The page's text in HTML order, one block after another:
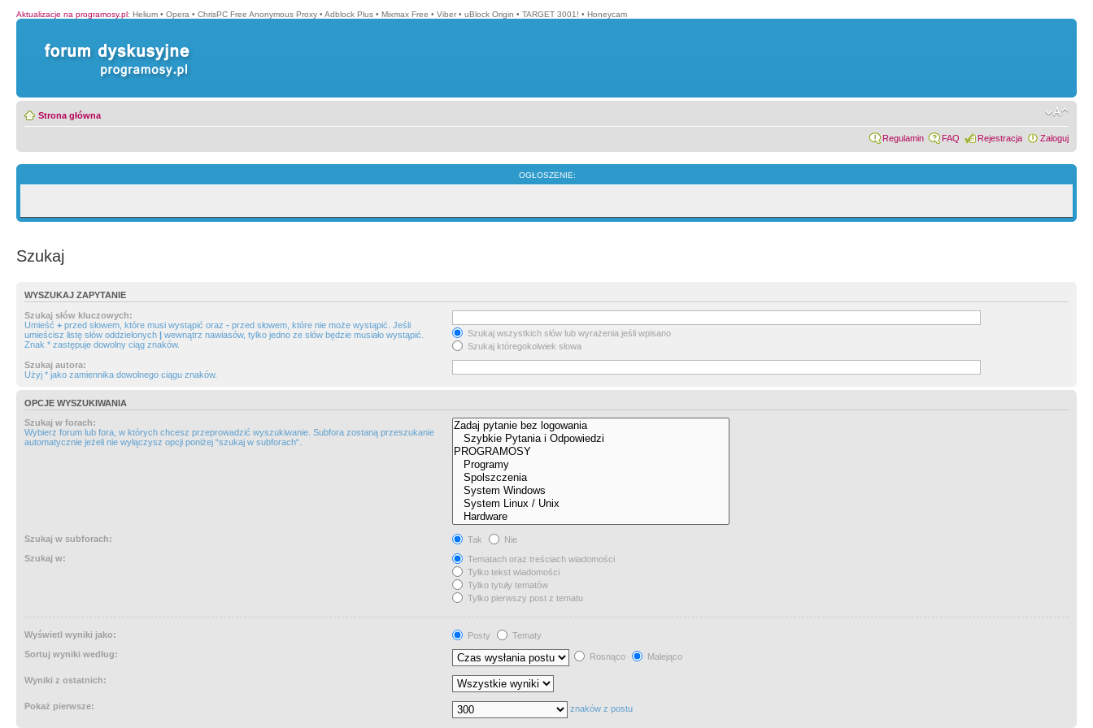
Aktualizacje na programosy.pl: Helium • Opera • ChrisPC Free Anonymous Proxy • Adblock Plus • Mixmax Free • Viber • uBlock Origin • TARGET 3001! • Honeycam
Strona główna
Regulamin FAQ Rejestracja Zaloguj
OGŁOSZENIE:
Szukaj
WYSZUKAJ ZAPYTANIE
Szukaj słów kluczowych:
Umieść + przed słowem, które musi wystąpić oraz - przed słowem, które nie może wystąpić. Jeśli
umieścisz listę słów oddzielonych | wewnątrz nawiasów, tylko jedno ze słów będzie musiało wystąpić.
Znak * zastępuje dowolny ciąg znaków.
Szukaj wszystkich słów lub wyrażenia jeśli wpisano
Szukaj któregokolwiek słowa
Szukaj autora:
Użyj * jako zamiennika dowolnego ciągu znaków.
OPCJE WYSZUKIWANIA
Szukaj w forach:
Wybierz forum lub fora, w których chcesz przeprowadzić wyszukiwanie. Subfora zostaną przeszukanie
automatycznie jeżeli nie wyłączysz opcji poniżej “szukaj w subforach“.
Szukaj w subforach: Tak
Nie
Szukaj w:
Tematach oraz treściach wiadomości
Tylko tekst wiadomości
Tylko tytuły tematów
Tylko pierwszy post z tematu
Wyświetl wyniki jako: Posty
Tematy
Sortuj wyniki według:
Rosnąco Malejąco
Wyniki z ostatnich:
Pokaż pierwsze: znaków z postu